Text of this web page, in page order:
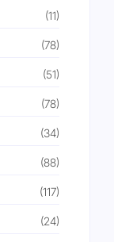
(11)
(78)
(51)
(78)
(34)
(88)
(117)
(24)